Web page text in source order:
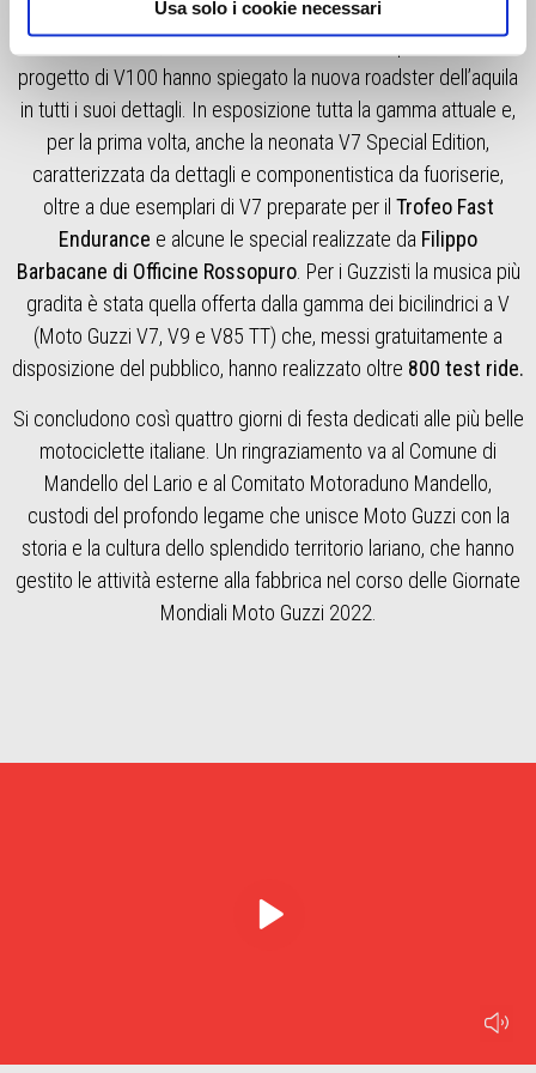
Usa solo i cookie necessari
la musica diVirgin Radiosi è alternata ai momenti di
intrattenimento, come il talk show in cui i responsabili del
progetto di V100 hanno spiegato la nuova roadster dell’aquila
in tutti i suoi dettagli. In esposizione tutta la gamma attuale e,
per la prima volta, anche la neonata V7 Special Edition,
caratterizzata da dettagli e componentistica da fuoriserie,
oltre a due esemplari di V7 preparate per il Trofeo Fast
Endurance e alcune le special realizzate da Filippo
Barbacane di Officine Rossopuro. Per i Guzzisti la musica più
gradita è stata quella offerta dalla gamma dei bicilindrici a V
(Moto Guzzi V7, V9 e V85 TT) che, messi gratuitamente a
disposizione del pubblico, hanno realizzato oltre 800 test ride.
Si concludono così quattro giorni di festa dedicati alle più belle
motociclette italiane. Un ringraziamento va al Comune di
Mandello del Lario e al Comitato Motoraduno Mandello,
custodi del profondo legame che unisce Moto Guzzi con la
storia e la cultura dello splendido territorio lariano, che hanno
gestito le attività esterne alla fabbrica nel corso delle Giornate
Mondiali Moto Guzzi 2022.
play
Item
Item